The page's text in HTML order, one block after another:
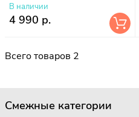
В наличии
4 990 р.
Всего товаров 2
Смежные категории